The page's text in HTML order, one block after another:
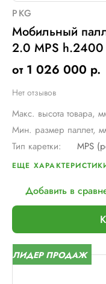
PKG
Мобильный
2.0 MPS h.2400
от 1 026 000 р.
Нет отзывов
Макс. высота товара,
Мин. размер паллет,
Тип каретки:
MPS
Скорость обмотки:
Макс.
Макс. размер паллет,
Шир. рулона с
Макс. вес рулона с
Макс. внеш. диаметр
ЕЩЕ
Добавить в
ЛИДЕР ПРОДАЖ